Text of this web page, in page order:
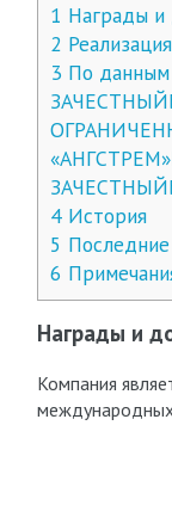
1 Награды и
2
3 По данным
4История
5
6
Награды и
Компания